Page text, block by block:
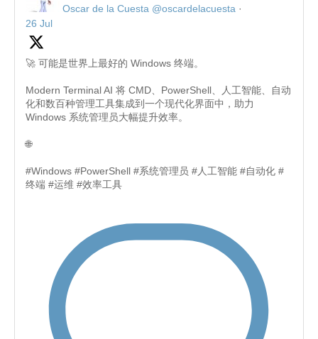
Oscar de la Cuesta @oscardelacuesta ·
26 Jul
🚀 可能是世界上最好的 Windows 终端。
Modern Terminal AI 将 CMD、PowerShell、人工智能、自动
化和数百种管理工具集成到一个现代化界面中，助力
Windows 系统管理员大幅提升效率。
🌐
#Windows #PowerShell #系统管理员 #人工智能 #自动化 #
终端 #运维 #效率工具